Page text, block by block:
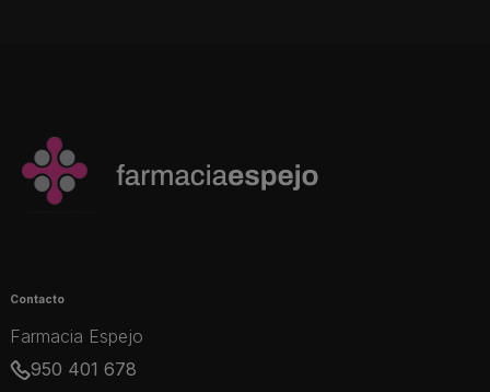
Contacto
Farmacia Espejo
950 401 678